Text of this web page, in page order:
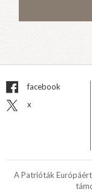
facebook
x
A Patrióták